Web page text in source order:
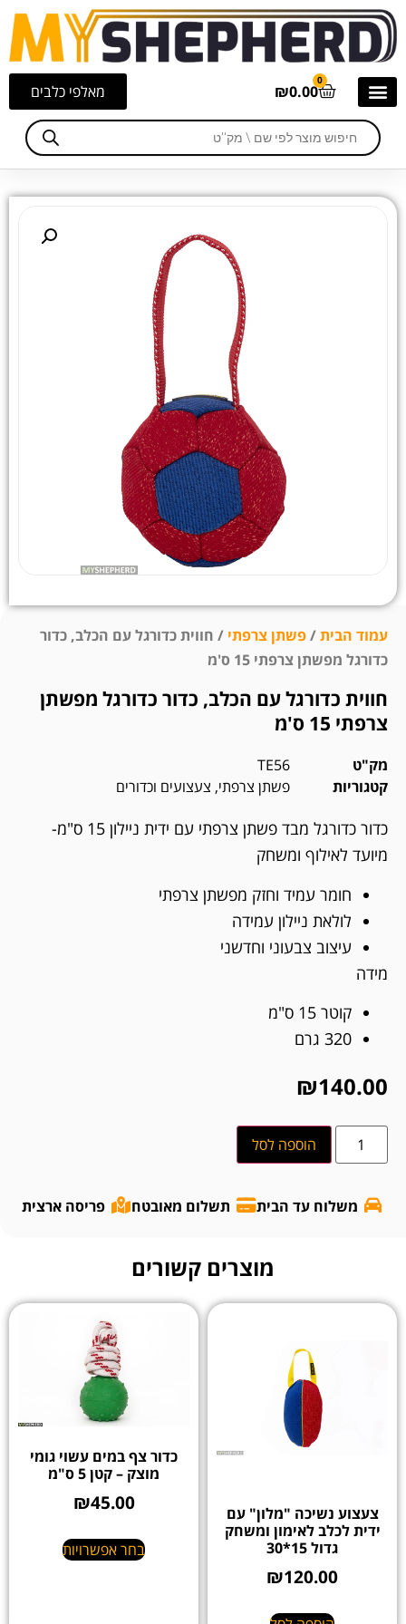
מאלפי כלבים ₪0.00
0
עמוד הבית/פשתן צרפתי / חווית כדורגל עם הכלב, כדור
כדורגל מפשתן צרפתי 15 ס'מ
חווית כדורגל עם הכלב, כדור כדורגל מפשתן
צרפתי 15 ס'מ
מק"ט
TE56
קטגוריות
פשתן צרפתי, צעצועים וכדורים
כדור כדורגל מבד פשתן צרפתי עם ידית ניילון 15 ס"מ-
מיועד לאילוף ומשחק
חומר עמיד וחזק מפשתן צרפתי
לולאת ניילון עמידה
עיצוב צבעוני וחדשני
מידה
קוטר 15 ס"מ
320 גרם
₪140.00
הוספה לסל
משלוח עד הבית תשלום מאובטח פריסה ארצית
מוצרים קשורים
צעצוע נשיכה "מלון" עם
ידית לכלב לאימון ומשחק
גדול 15*30
₪120.00
כדור צף במים עשוי גומי
מוצק – קטן 5 ס"מ
₪45.00
בחר אפשרויות